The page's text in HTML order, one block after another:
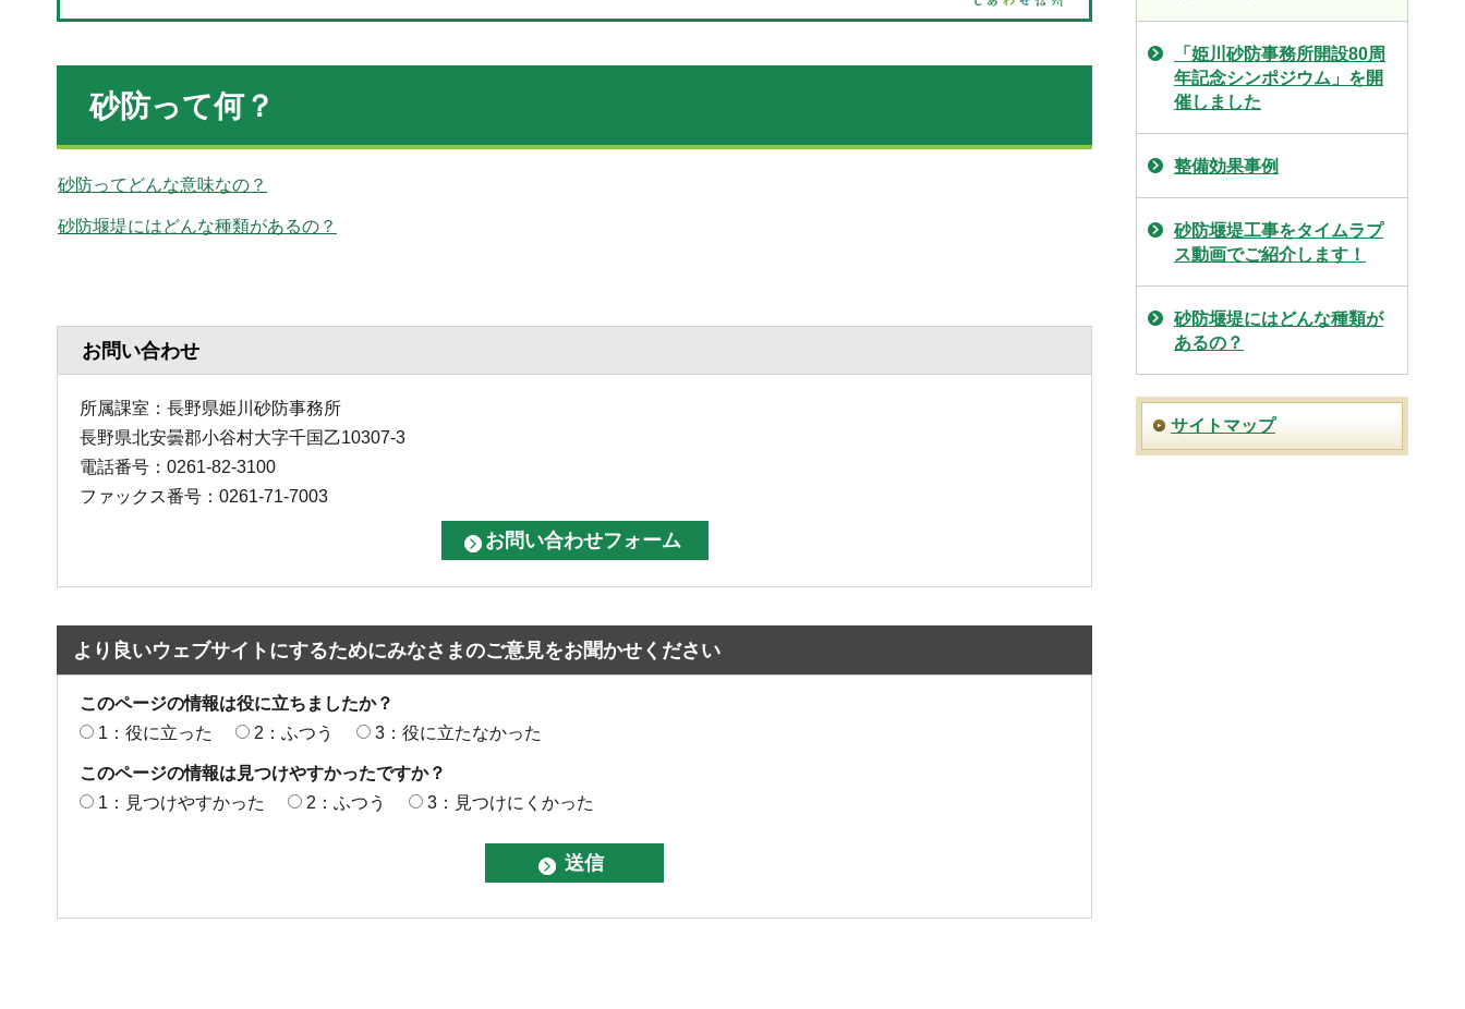
砂防って何？
砂防ってどんな意味なの？
砂防堰堤にはどんな種類があるの？
お問い合わせ
所属課室：長野県姫川砂防事務所
長野県北安曇郡小谷村大字千国乙10307-3
電話番号：0261-82-3100
ファックス番号：0261-71-7003
より良いウェブサイトにするためにみなさまのご意見をお聞かせください
このページの情報は役に立ちましたか？
1：役に立った
2：ふつう 3：役に立たなかった
このページの情報は見つけやすかったですか？
1：見つけやすかった
2：ふつう 3：見つけにくかった
「姫川砂防事務所開設80周
年記念シンポジウム」を開
催しました
整備効果事例
砂防堰堤工事をタイムラプ
ス動画でご紹介します！
砂防堰堤にはどんな種類が
あるの？
サイトマップ